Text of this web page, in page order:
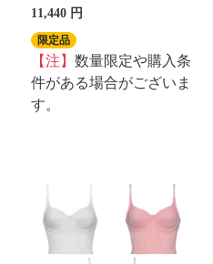
11,440 円
限定品
【注】 数量限定や購入条
件がある場合がございま
す。